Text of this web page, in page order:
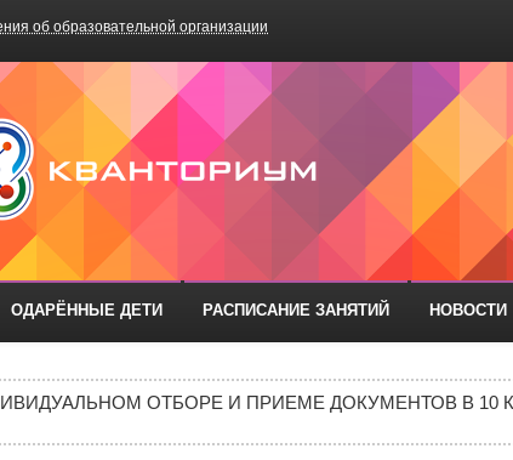
об образовательной организации
«Школа №75»
ОДАРЁННЫЕ ДЕТИ РАСПИСАНИЕ ЗАНЯТИЙ НОВОСТИ
ОРГАНИЗАЦИЙ РОСТОВСКОЙ
ОТБОРЕ И ПРИЕМЕ ДОКУМЕНТОВ В 10
В 10 КЛАСС